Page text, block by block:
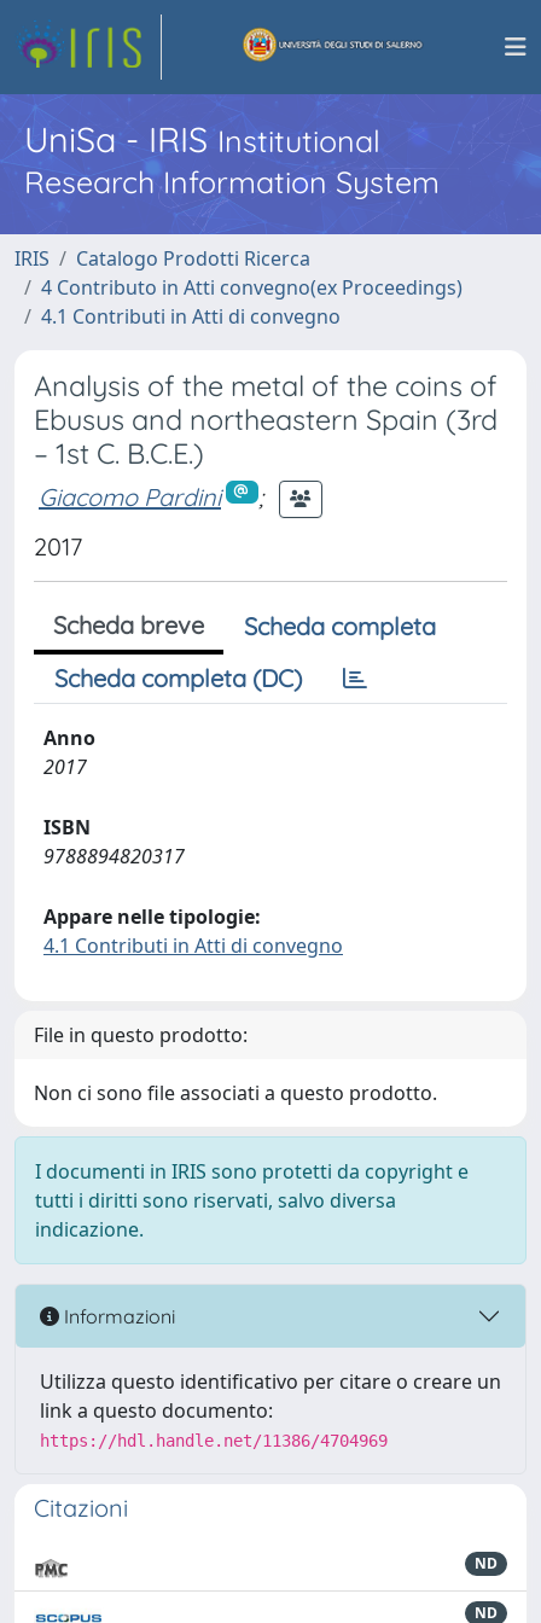
UniSa - IRISInstitutional
Research Information System
IRIS
Catalogo Prodotti Ricerca
4 Contributo in Atti convegno(ex Proceedings)
4.1 Contributi in Atti di convegno
Analysis of the metal of the coins of
Ebusus and northeastern Spain (3rd
– 1st C. B.C.E.)
Giacomo Pardini
;
2017
Scheda breve
Scheda completa
Scheda completa (DC)
Anno
2017
ISBN
9788894820317
Appare nelle tipologie:
4.1 Contributi in Atti di convegno
File in questo prodotto:
Non ci sono file associati a questo prodotto.
I documenti in IRIS sono protetti da copyright e
tutti i diritti sono riservati, salvo diversa
indicazione.
Informazioni
Utilizza questo identificativo per citare o creare un
link a questo documento:
https://hdl.handle.net/11386/4704969
Citazioni
ND
ND